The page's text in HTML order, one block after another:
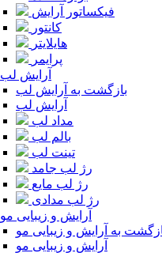
فیکساتور آرایش
کانتور
هایلایتر
پرایمر
آرایش لب
بازگشت به آرایش لب
آرایش لب
مداد لب
بالم لب
تینت لب
رژ لب جامد
رژ لب مایع
رژ لب مدادی
آرایش و زیبایی مو
به آرایش و زیبایی مو
آرایش و زیبایی مو